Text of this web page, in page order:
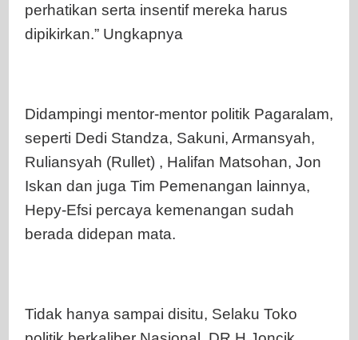
perhatikan serta insentif mereka harus
dipikirkan.” Ungkapnya
Didampingi mentor-mentor politik Pagaralam,
seperti Dedi Standza, Sakuni, Armansyah,
Ruliansyah (Rullet) , Halifan Matsohan, Jon
Iskan dan juga Tim Pemenangan lainnya,
Hepy-Efsi percaya kemenangan sudah
berada didepan mata.
Tidak hanya sampai disitu, Selaku Toko